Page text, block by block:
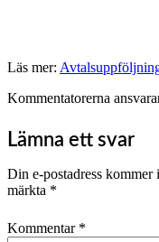
Läs mer:
Kommentatorerna
Lämna ett svar
Din e-postadress kommer
märkta *
Kommentar *